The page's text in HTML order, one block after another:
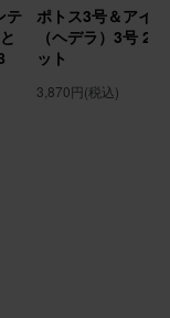
2026/02/02
だきました。 お
バルーン
テ
ポトス3号＆アイ
（ヘデラ）3号 2
ット
3,870円(税込)